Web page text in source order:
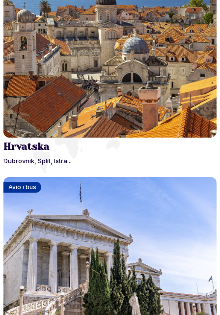
Hrvatska
Dubrovnik, Split, Istra...
Avio i bus